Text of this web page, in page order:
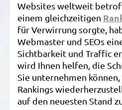
Websites weltweit
einem gleichzeitigen
für Verwirrung sorgte,
Webmaster und SEOs
Sichtbarkeit und Traffic
wird Ihnen helfen, die
Sie unternehmen
Rankings
auf den neuesten Stand